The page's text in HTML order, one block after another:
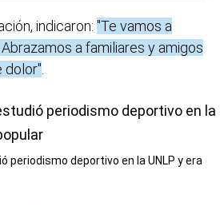
indicaron: "Te vamos a
a familiares y amigos
dolor"
periodismo deportivo en la UNLP y era